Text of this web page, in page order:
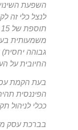
השפעת
לנצל כלי זה
משמעותית
גבוהה
החיובית על
בעת הקמת
ככלי לניהול
בברכת עסק